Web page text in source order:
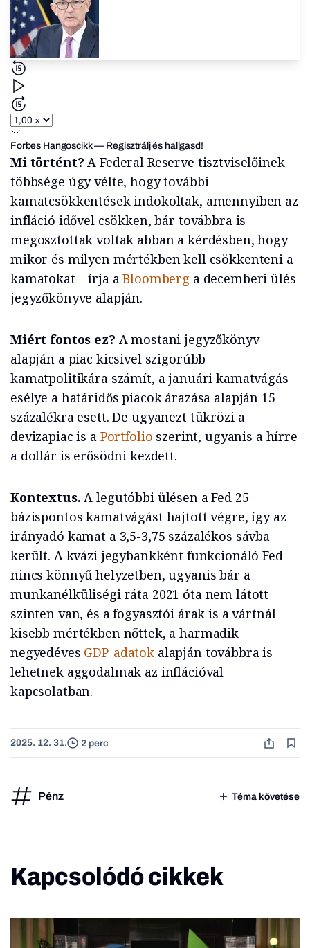
Forbes Hangoscikk— Regisztrálj és hallgasd!
Mi történt? A Federal Reserve tisztviselőinek
többsége úgy vélte, hogy további
kamatcsökkentések indokoltak, amennyiben az
infláció idővel csökken, bár továbbra is
megosztottak voltak abban a kérdésben, hogy
mikor és milyen mértékben kell csökkenteni a
kamatokat – írja aBloomberg a decemberi ülés
jegyzőkönyve alapján.
Miért fontos ez? A mostani jegyzőkönyv
alapján a piac kicsivel szigorúbb
kamatpolitikára számít, a januári kamatvágás
esélye a határidős piacok árazása alapján 15
százalékra esett. De ugyanezt tükrözi a
devizapiac is a Portfolio szerint, ugyanis a hírre
a dollár is erősödni kezdett.
Kontextus.A legutóbbi ülésen a Fed 25
bázispontos kamatvágást hajtott végre, így az
irányadó kamat a 3,5-3,75 százalékos sávba
került. A kvázi jegybankként funkcionáló Fed
nincs könnyű helyzetben, ugyanis bár a
munkanélküliségi ráta 2021 óta nem látott
szinten van, és a fogyasztói árak is a vártnál
kisebb mértékben nőttek, a harmadik
negyedéves GDP-adatokalapján továbbra is
lehetnek aggodalmak az inflációval
kapcsolatban.
2025. 12. 31. 2 perc
Pénz Téma követése
Kapcsolódó cikkek